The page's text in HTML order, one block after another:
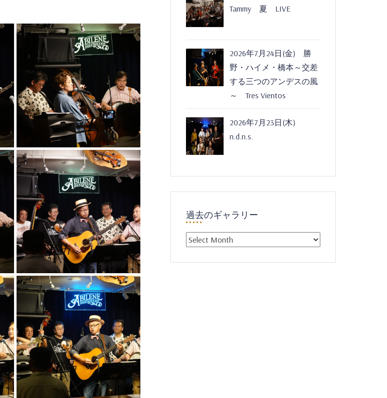
Tammy 夏 LIVE
2026年7月24日(金) 勝
野・ハイメ・橋本～交差
する三つのアンデスの風
～ Tres Vientos
2026年7月23日(木)
n.d.n.s.
過去のギャラリー